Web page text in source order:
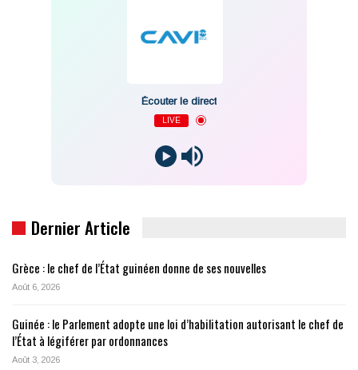
Écouter le direct
LIVE
Dernier Article
Grèce : le chef de l’État guinéen donne de ses nouvelles
Août 6, 2026
Guinée : le Parlement adopte une loi d’habilitation autorisant le chef de
l’État à légiférer par ordonnances
Août 3, 2026